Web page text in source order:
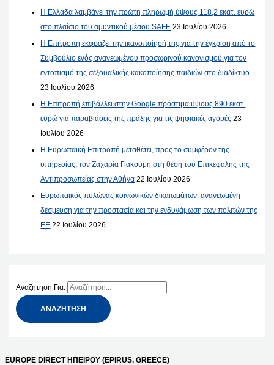
Η Ελλάδα λαμβάνει την πρώτη πληρωμή ύψους 118,2 εκατ. ευρώ
στο πλαίσιο του αμυντικού μέσου SAFE 23 Ιουλίου 2026
Η Επιτροπή εκφράζει την ικανοποίησή της για την έγκριση από το
Συμβούλιο ενός ανανεωμένου προσωρινού κανονισμού για τον
εντοπισμό της σεξουαλικής κακοποίησης παιδιών στο διαδίκτυο
23 Ιουλίου 2026
Η Επιτροπή επιβάλλει στην Google πρόστιμα ύψους 890 εκατ.
ευρώ για παραβιάσεις της πράξης για τις ψηφιακές αγορές 23
Ιουλίου 2026
Η Ευρωπαϊκή Επιτροπή μεταθέτει, προς το συμφέρον της
υπηρεσίας, τον Ζαχαρία Γιακουμή στη θέση του Επικεφαλής της
Αντιπροσωπείας στην Αθήνα 22 Ιουλίου 2026
Ευρωπαϊκός πυλώνας κοινωνικών δικαιωμάτων: ανανεωμένη
δέσμευση για την προστασία και την ενδυνάμωση των πολιτών της
ΕΕ 22 Ιουλίου 2026
Αναζήτηση Για:
EUROPE DIRECT ΗΠΕΙΡΟΥ (EPIRUS, GREECE)